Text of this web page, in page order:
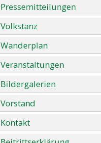
Pressemitteilungen
Volkstanz
Wanderplan
Veranstaltungen
Bildergalerien
Vorstand
Kontakt